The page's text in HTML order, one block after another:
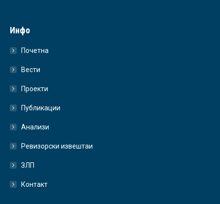
Инфо
Почетна
Вести
Проекти
Публикации
Анализи
Ревизорски извештаи
ЗЛП
Контакт